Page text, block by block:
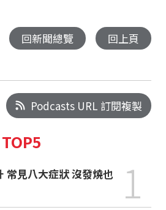
回新聞總覽 回上頁
Podcasts URL 訂閱複製
1